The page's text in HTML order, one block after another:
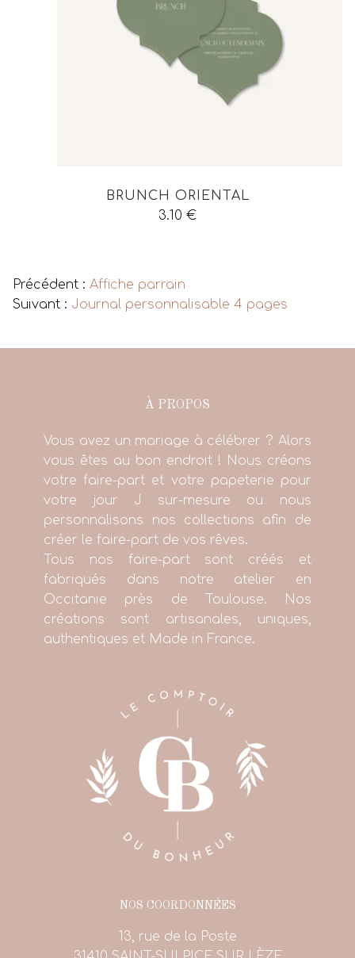
BRUNCH ORIENTAL
3.10 €
Précédent : Affiche parrain
Suivant : Journal personnalisable 4 pages
À PROPOS
Vous avez un mariage à célébrer ? Alors
vous êtes au bon endroit ! Nous créons
votre faire-part et votre papeterie pour
votre jour J sur-mesure ou nous
personnalisons nos collections afin de
créer le faire-part de vos rêves.
Tous nos faire-part sont créés et
fabriqués dans notre atelier en
Occitanie près de Toulouse. Nos
créations sont artisanales, uniques,
authentiques et Made in France.
NOS COORDONNÉES
13, rue de la Poste